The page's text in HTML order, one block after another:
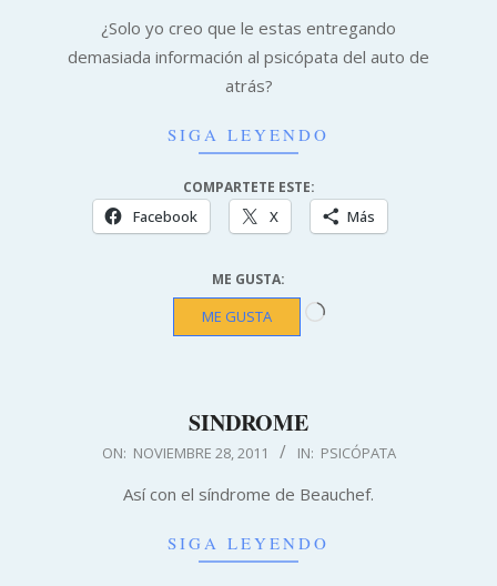
¿Solo yo creo que le estas entregando
demasiada información al psicópata del auto de
atrás?
SIGA LEYENDO
COMPARTETE ESTE:
Facebook X Más
ME GUSTA:
ME GUSTA Cargando...
SINDROME
2011-ON: NOVIEMBRE 28, 2011 IN: PSICÓPATA
Así con el síndrome de Beauchef.
SIGA LEYENDO